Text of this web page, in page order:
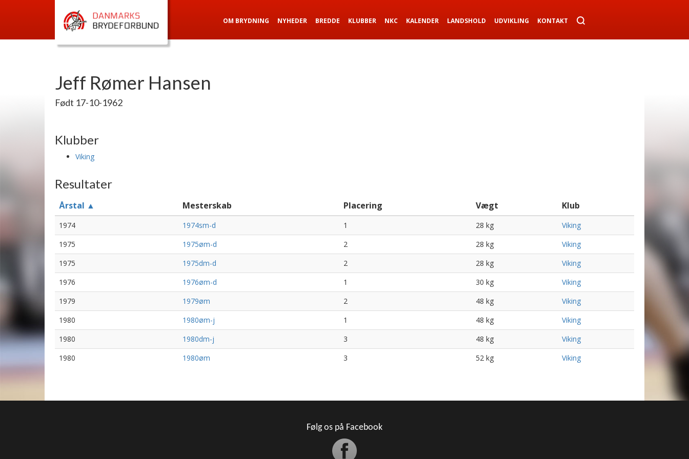
OM BRYDNING NYHEDER BREDDE KLUBBER NKC KALENDER LANDSHOLD UDVIKLING KONTAKT
Jeff Rømer Hansen
Født 17-10-1962
Klubber
Viking
Resultater
Årstal ▲ Mesterskab Placering Vægt Klub
1974 1974sm-d 1 28 kg
Viking
1975
1975øm-d 2 28 kg
Viking
1975
1975dm-d 2 28 kg
Viking
1976
1976øm-d 1 30 kg
Viking
1979
1979øm 2 48 kg
Viking
1980
1980øm-j 1 48 kg
Viking
1980
1980dm-j 3 48 kg
Viking
1980
1980øm 3 52 kg Viking
Følg os på Facebook